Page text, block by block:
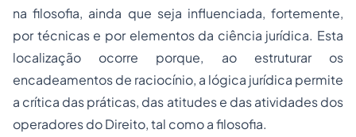
na filosofia, ainda que seja influenciada, fortemente,
por técnicas e por elementos da ciência jurídica. Esta
localização ocorre porque, ao estruturar os
encadeamentos de raciocínio, a lógica jurídica permite
a crítica das práticas, das atitudes e das atividades dos
operadores do Direito, tal como a filosofia.